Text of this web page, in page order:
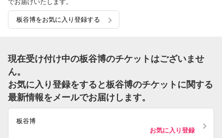
でお届けいたします。
板谷博をお気に入り登録する
現在受け付け中の板谷博のチケットはございませ
ん。
お気に入り登録をすると板谷博のチケットに関する
最新情報をメールでお届けします。
板谷博
お気に入り登録